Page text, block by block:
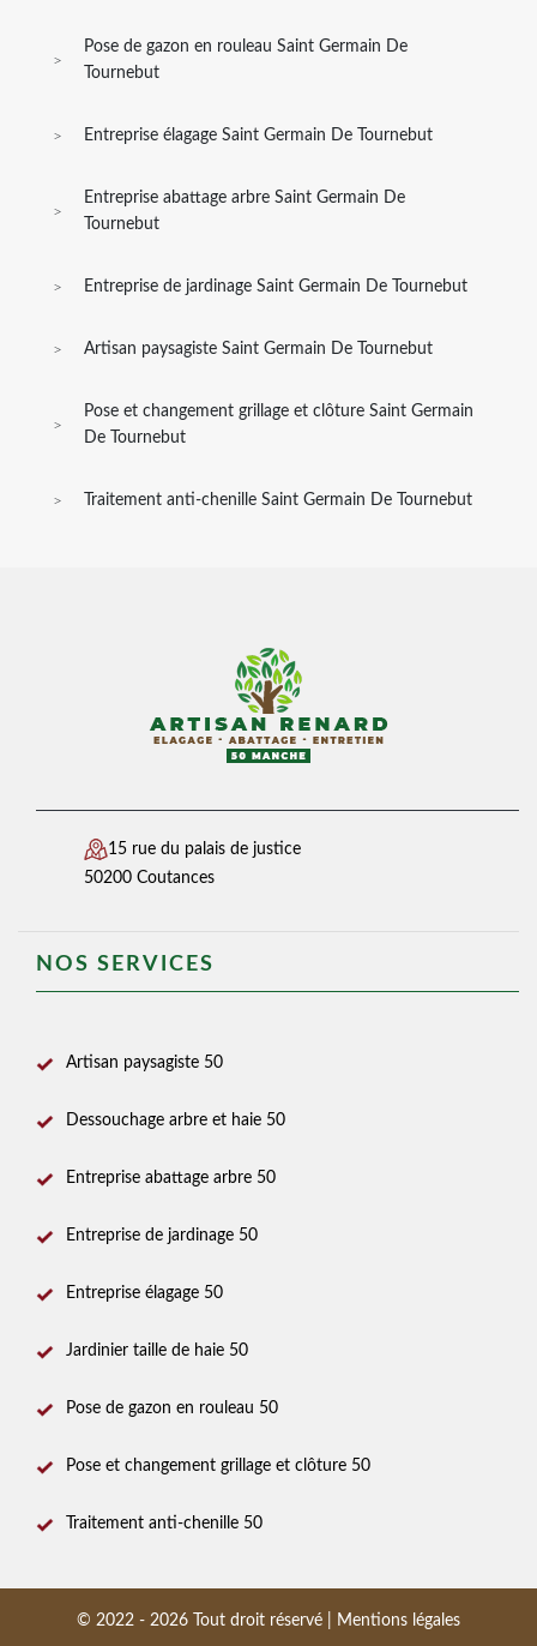
Pose de gazon en rouleau Saint Germain De
Tournebut
Entreprise élagage Saint Germain De Tournebut
Entreprise abattage arbre Saint Germain De
Tournebut
Entreprise de jardinage Saint Germain De Tournebut
Artisan paysagiste Saint Germain De Tournebut
Pose et changement grillage et clôture Saint Germain
De Tournebut
Traitement anti-chenille Saint Germain De Tournebut
15 rue du palais de justice
50200 Coutances
NOS SERVICES
Artisan paysagiste 50
Dessouchage arbre et haie 50
Entreprise abattage arbre 50
Entreprise de jardinage 50
Entreprise élagage 50
Jardinier taille de haie 50
Pose de gazon en rouleau 50
Pose et changement grillage et clôture 50
Traitement anti-chenille 50
© 2022 - 2026 Tout droit réservé | Mentions légales